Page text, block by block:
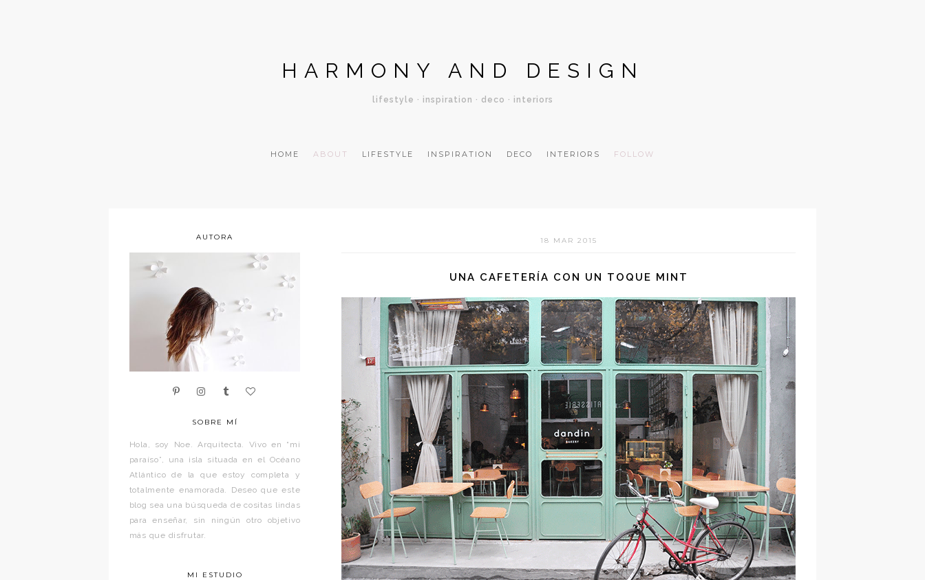
HARMONY AND DESIGN
lifestyle · inspiration · deco · interiors
HOME ABOUT LIFESTYLE INSPIRATION DECO INTERIORS FOLLOW
18 MAR 2015
UNA CAFETERÍA CON UN TOQUE MINT
AUTORA
SOBRE MÍ
Hola, soy Noe. Arquitecta. Vivo en “mi
paraíso”, una isla situada en el Océano
Atlántico de la que estoy completa y
totalmente enamorada. Deseo que este
blog sea una búsqueda de cositas lindas
para enseñar, sin ningún otro objetivo
más que disfrutar.
MI ESTUDIO